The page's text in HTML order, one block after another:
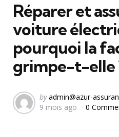
Réparer et
voiture
pourquoi la
grimpe-t-elle
Posted
by
by admin@azur-
9 mois ago
0